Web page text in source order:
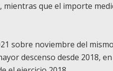
que el importe
sobre noviembre del
descenso desde 2018,